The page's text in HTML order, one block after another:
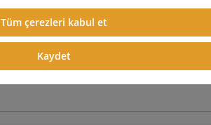
Tüm çerezleri kabul et
Kaydet